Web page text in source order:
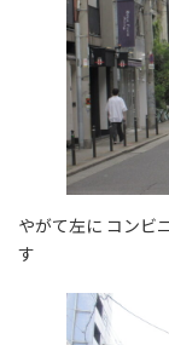
やがて左に コンビ
す